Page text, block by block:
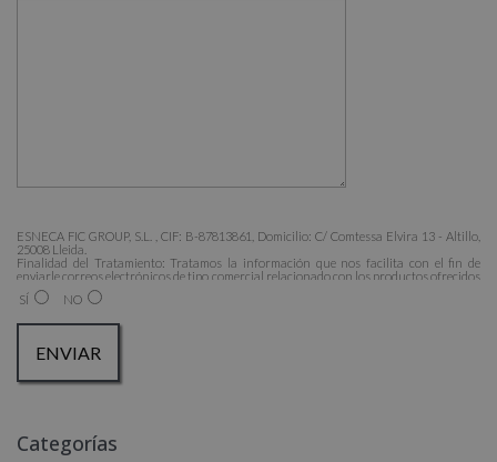
ESNECA FIC GROUP, S.L. , CIF: B-87813861, Domicilio: C/ Comtessa Elvira 13 - Altillo,
25008 Lleida.
Finalidad del Tratamiento: Tratamos la información que nos facilita con el fin de
enviarle correos electrónicos de tipo comercial relacionado con los productos ofrecidos
y otros tipo de productos que fueran de su interés.
Legitimación del tratamiento: Consentimiento del interesado.
la dirección admin@grupoesneca.com.
Desea recibir información comercial (vía telefónica y/o email):
SÍ NO
lCategorías